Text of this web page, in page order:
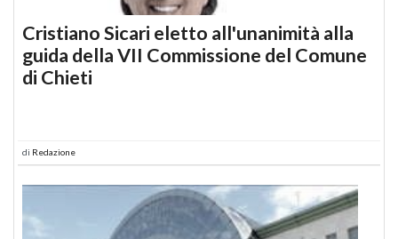
Cristiano Sicari eletto all'unanimità alla
guida della VII Commissione del Comune
di Chieti
di Redazione